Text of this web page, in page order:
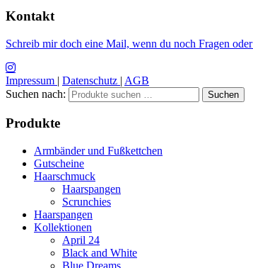
Kontakt
Schreib mir doch eine Mail, wenn du noch Fragen
Impressum | Datenschutz | AGB
Suchen nach:
Suchen
Produkte
Armbänder und Fußkettchen
Gutscheine
Haarschmuck
Haarspangen
Scrunchies
Haarspangen
Kollektionen
April 24
Black and White
Blue Dreams